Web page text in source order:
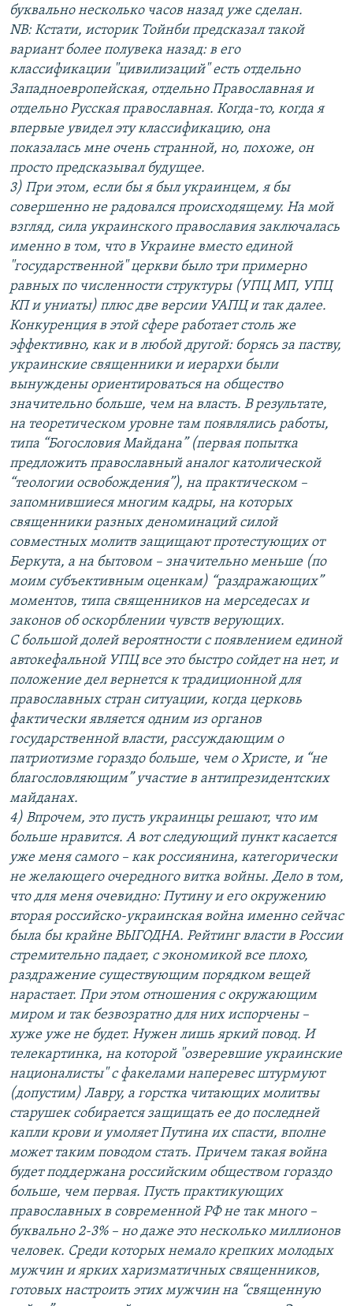
буквально несколько часов назад уже сделан.
NB: Кстати, историк Тойнби предсказал такой
вариант более полувека назад: в его
классификации "цивилизаций" есть отдельно
Западноевропейская, отдельно Православная и
отдельно Русская православная. Когда-то, когда я
впервые увидел эту классификацию, она
показалась мне очень странной, но, похоже, он
просто предсказывал будущее.
3) При этом, если бы я был украинцем, я бы
совершенно не радовался происходящему. На мой
взгляд, сила украинского православия заключалась
именно в том, что в Украине вместо единой
"государственной" церкви было три примерно
равных по численности структуры (УПЦ МП, УПЦ
КП и униаты) плюс две версии УАПЦ и так далее.
Конкуренция в этой сфере работает столь же
эффективно, как и в любой другой: борясь за паству,
украинские священники и иерархи были
вынуждены ориентироваться на общество
значительно больше, чем на власть. В результате,
на теоретическом уровне там появлялись работы,
типа “Богословия Майдана” (первая попытка
предложить православный аналог католической
“теологии освобождения”), на практическом –
запомнившиеся многим кадры, на которых
священники разных деноминаций силой
совместных молитв защищают протестующих от
Беркута, а на бытовом – значительно меньше (по
моим субъективным оценкам) “раздражающих”
моментов, типа священников на мерседесах и
законов об оскорблении чувств верующих.
С большой долей вероятности с появлением единой
автокефальной УПЦ все это быстро сойдет на нет, и
положение дел вернется к традиционной для
православных стран ситуации, когда церковь
фактически является одним из органов
государственной власти, рассуждающим о
патриотизме гораздо больше, чем о Христе, и “не
благословляющим” участие в антипрезидентских
майданах.
4) Впрочем, это пусть украинцы решают, что им
больше нравится. А вот следующий пункт касается
уже меня самого – как россиянина, категорически
не желающего очередного витка войны. Дело в том,
что для меня очевидно: Путину и его окружению
вторая российско-украинская война именно сейчас
была бы крайне ВЫГОДНА. Рейтинг власти в России
стремительно падает, с экономикой все плохо,
раздражение существующим порядком вещей
нарастает. При этом отношения с окружающим
миром и так безвозратно для них испорчены –
хуже уже не будет. Нужен лишь яркий повод. И
телекартинка, на которой "озверевшие украинские
националисты" с факелами наперевес штурмуют
(допустим) Лавру, а горстка читающих молитвы
старушек собирается защищать ее до последней
капли крови и умоляет Путина их спасти, вполне
может таким поводом стать. Причем такая война
будет поддержана российским обществом гораздо
больше, чем первая. Пусть практикующих
православных в современной РФ не так много –
буквально 2-3% – но даже это несколько миллионов
человек. Среди которых немало крепких молодых
мужчин и ярких харизматичных священников,
готовых настроить этих мужчин на “священную